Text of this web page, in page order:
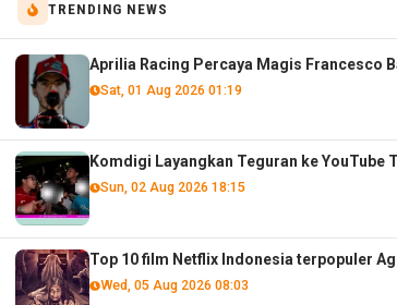
TRENDING NEWS
Aprilia Racing Percaya Magis Francesco
Sat, 01 Aug 2026 01:19
Komdigi Layangkan Teguran ke YouTube
Sun, 02 Aug 2026 18:15
Top 10 film Netflix Indonesia terpopuler
Wed, 05 Aug 2026 08:03